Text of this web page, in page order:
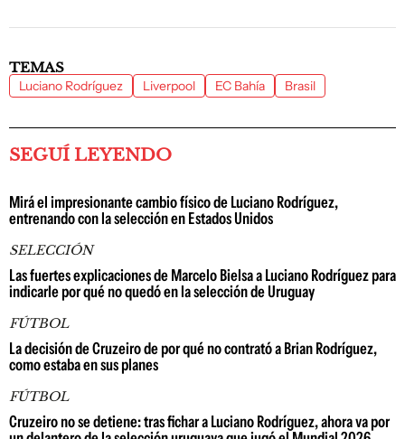
TEMAS
Luciano Rodríguez Liverpool EC Bahía Brasil
SEGUÍ LEYENDO
Mirá el impresionante cambio físico de Luciano Rodríguez,
entrenando con la selección en Estados Unidos
SELECCIÓN
Las fuertes explicaciones de Marcelo Bielsa a Luciano Rodríguez para
indicarle por qué no quedó en la selección de Uruguay
FÚTBOL
La decisión de Cruzeiro de por qué no contrató a Brian Rodríguez,
como estaba en sus planes
FÚTBOL
Cruzeiro no se detiene: tras fichar a Luciano Rodríguez, ahora va por